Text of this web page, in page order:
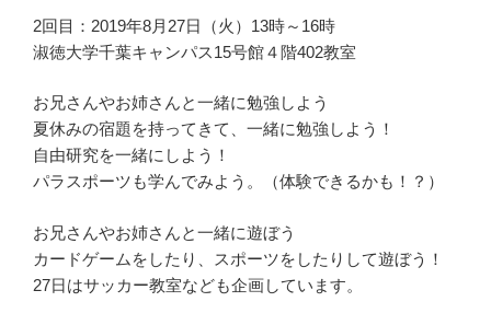
2回目：2019年8月27日（火）13時～16時
淑徳大学千葉キャンパス15号館４階402教室
お兄さんやお姉さんと一緒に勉強しよう
夏休みの宿題を持ってきて、一緒に勉強しよう！
自由研究を一緒にしよう！
パラスポーツも学んでみよう。（体験できるかも！？）
お兄さんやお姉さんと一緒に遊ぼう
カードゲームをしたり、スポーツをしたりして遊ぼう！
27日はサッカー教室なども企画しています。